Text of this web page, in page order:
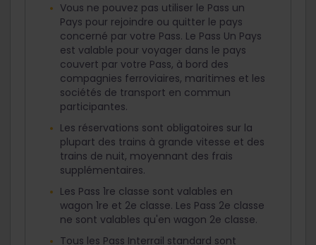
Vous ne pouvez pas utiliser le Pass un
Pays pour rejoindre ou quitter le pays
concerné par votre Pass. Le Pass Un Pays
est valable pour voyager dans le pays
couvert par votre Pass, à bord des
compagnies ferroviaires, maritimes et les
sociétés de transport en commun
participantes.
Les réservations sont obligatoires sur la
plupart des trains à grande vitesse et des
trains de nuit, moyennant des frais
supplémentaires.
Les Pass 1re classe sont valables en
wagon 1re et 2e classe. Les Pass 2e classe
ne sont valables qu'en wagon 2e classe.
Tous les Pass Interrail standard sont